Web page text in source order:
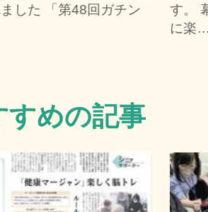
した 「第48回ガチン
す。
に楽
すめの記事